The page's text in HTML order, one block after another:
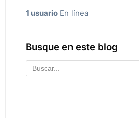
1 usuario En línea
Busque en este blog